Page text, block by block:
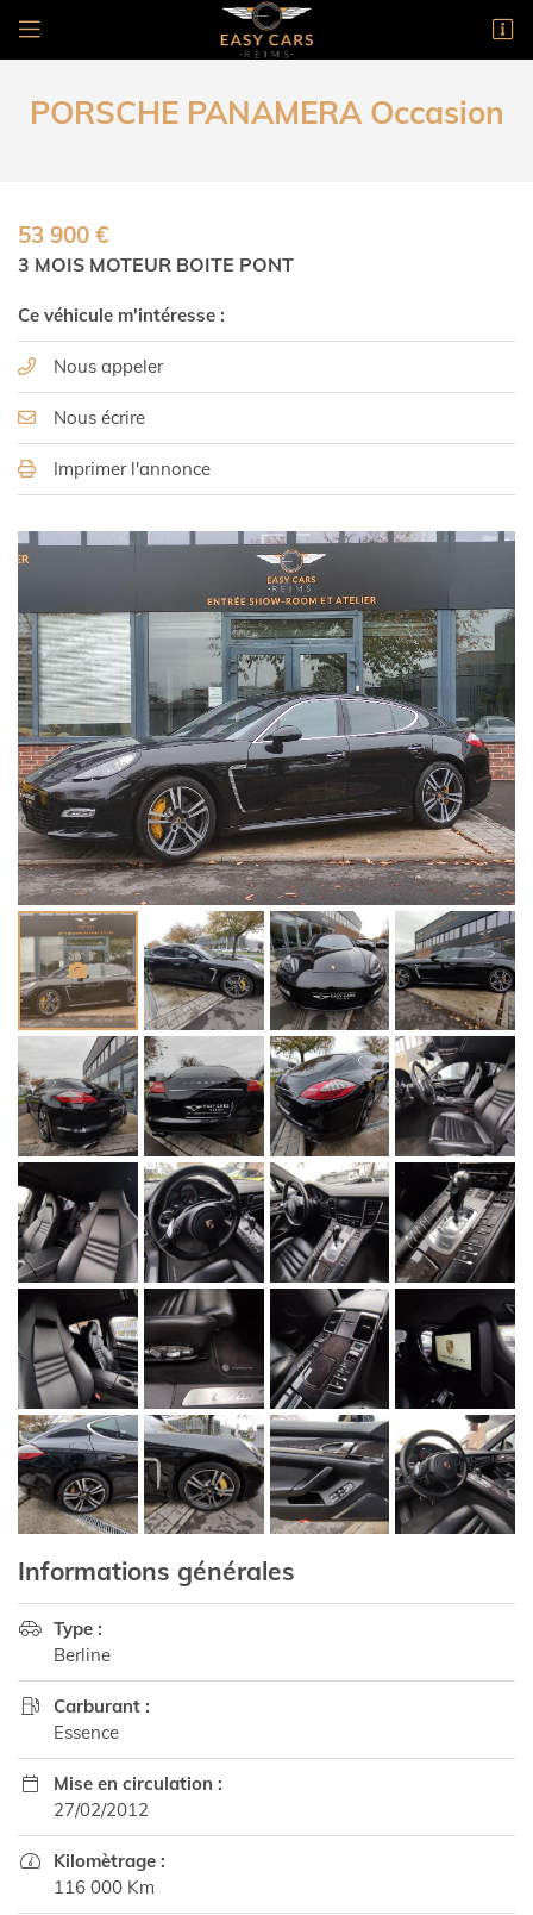
03 26 24 36 05
PORSCHE PANAMERA Occasion
53 900 €
3 MOIS MOTEUR BOITE PONT
Ce véhicule m'intéresse :
Nous appeler
Nous écrire
Imprimer l'annonce
Informations générales

Type :
Berline

Carburant :
Essence

Mise en circulation :
27/02/2012

Kilomètrage :
116 000 Km